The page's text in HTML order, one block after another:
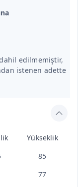
edilmemiştir,
istenen adette
Yükseklik
85
77